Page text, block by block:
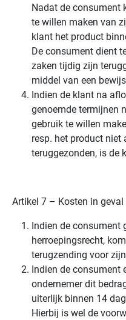
Nadat de consument
te willen maken van
klant het product
De consument dient
zaken tijdig zijn
middel van een
Indien de klant na
genoemde termijnen
gebruik te willen
resp. het product niet
teruggezonden, is de
Artikel 7 – Kosten in
Indien de consument
herroepingsrecht,
terugzending voor
Indien de consument
ondernemer dit
uiterlijk binnen 14
Hierbij is wel de